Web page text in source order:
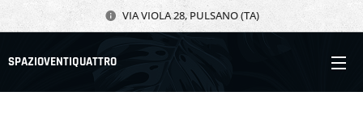
VIA VIOLA 28, PULSANO (TA)
SPAZIOVENTIQUATTRO